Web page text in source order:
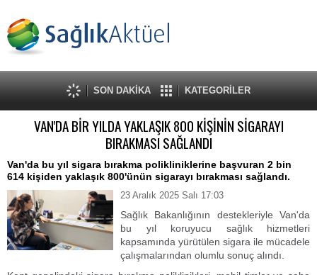
SON DAKİKA KATEGORİLER
VAN'DA BİR YILDA YAKLAŞIK 800 KİŞİNİN SİGARAYI
BIRAKMASI SAĞLANDI
Van'da bu yıl sigara bırakma polikliniklerine başvuran 2 bin
614 kişiden yaklaşık 800'ünün sigarayı bırakması sağlandı.
23 Aralık 2025 Salı 17:03
Sağlık Bakanlığının destekleriyle Van'da
bu yıl koruyucu sağlık hizmetleri
kapsamında yürütülen sigara ile mücadele
çalışmalarından olumlu sonuç alındı.